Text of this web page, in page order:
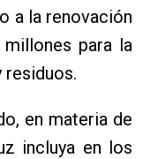
a la renovación
para la
en materia de
incluya en los